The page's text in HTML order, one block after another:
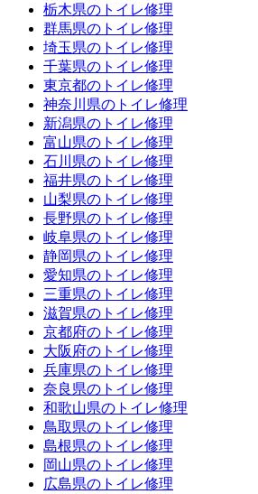
栃木県のトイレ修理
群馬県のトイレ修理
埼玉県のトイレ修理
千葉県のトイレ修理
東京都のトイレ修理
神奈川県のトイレ修理
新潟県のトイレ修理
富山県のトイレ修理
石川県のトイレ修理
福井県のトイレ修理
山梨県のトイレ修理
長野県のトイレ修理
岐阜県のトイレ修理
静岡県のトイレ修理
愛知県のトイレ修理
三重県のトイレ修理
滋賀県のトイレ修理
京都府のトイレ修理
大阪府のトイレ修理
兵庫県のトイレ修理
奈良県のトイレ修理
和歌山県のトイレ修理
鳥取県のトイレ修理
島根県のトイレ修理
岡山県のトイレ修理
広島県のトイレ修理